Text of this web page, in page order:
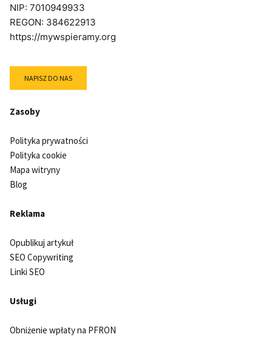
NIP: 7010949933
REGON: 384622913
https://mywspieramy.org
NAPISZ DO NAS
Zasoby
Polityka prywatności
Polityka cookie
Mapa witryny
Blog
Reklama
Opublikuj artykuł
SEO Copywriting
Linki SEO
Usługi
Obniżenie wpłaty na PFRON